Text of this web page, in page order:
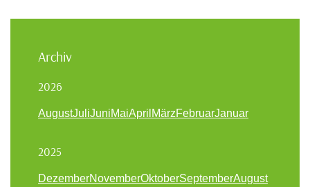
Archiv
2026
AugustJuliJuniMaiApril MärzFebruarJanuar
2025
DezemberNovemberOktoberSeptemberAugust